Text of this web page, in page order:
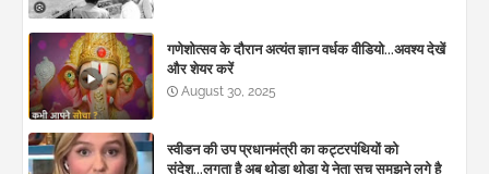
गणेशोत्सव के दौरान अत्यंत ज्ञान वर्धक वीडियो...अवश्य देखें
और शेयर करें
August 30, 2025
स्वीडन की उप प्रधानमंत्री का कट्टरपंथियों को
संदेश...लगता है अब थोड़ा थोड़ा ये नेता सच समझने लगे है